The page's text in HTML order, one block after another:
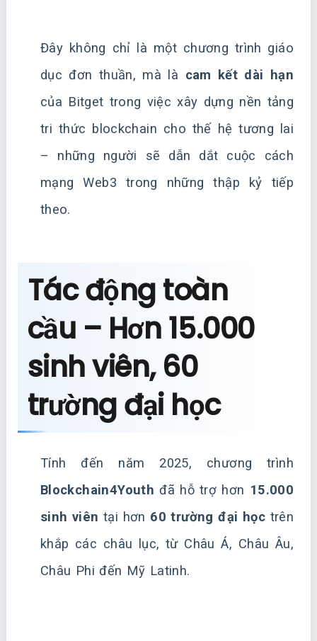
Đây không chỉ là một chương trình giáo
dục đơn thuần, mà là cam kết dài hạn
của Bitget trong việc xây dựng nền tảng
tri thức blockchain cho thế hệ tương lai
– những người sẽ dẫn dắt cuộc cách
mạng Web3 trong những thập kỷ tiếp
theo.
Tác động toàn
cầu – Hơn 15.000
sinh viên, 60
trường đại học
Tính đến năm 2025, chương trình
Blockchain4Youth đã hỗ trợ hơn 15.000
sinh viên tại hơn 60 trường đại học trên
khắp các châu lục, từ Châu Á, Châu Âu,
Châu Phi đến Mỹ Latinh.